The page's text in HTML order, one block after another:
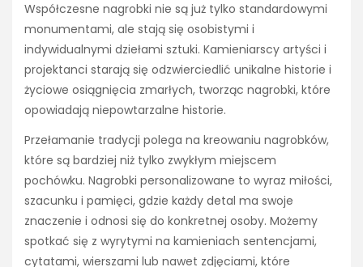
Współczesne nagrobki nie są już tylko standardowymi
monumentami, ale stają się osobistymi i
indywidualnymi dziełami sztuki. Kamieniarscy artyści i
projektanci starają się odzwierciedlić unikalne historie i
życiowe osiągnięcia zmarłych, tworząc nagrobki, które
opowiadają niepowtarzalne historie.
Przełamanie tradycji polega na kreowaniu nagrobków,
które są bardziej niż tylko zwykłym miejscem
pochówku. Nagrobki personalizowane to wyraz miłości,
szacunku i pamięci, gdzie każdy detal ma swoje
znaczenie i odnosi się do konkretnej osoby. Możemy
spotkać się z wyrytymi na kamieniach sentencjami,
cytatami, wierszami lub nawet zdjęciami, które